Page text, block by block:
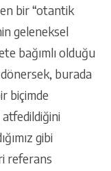
bir “otantik
geleneksel
bağımlı olduğu
burada
biçimde
gibi
referans